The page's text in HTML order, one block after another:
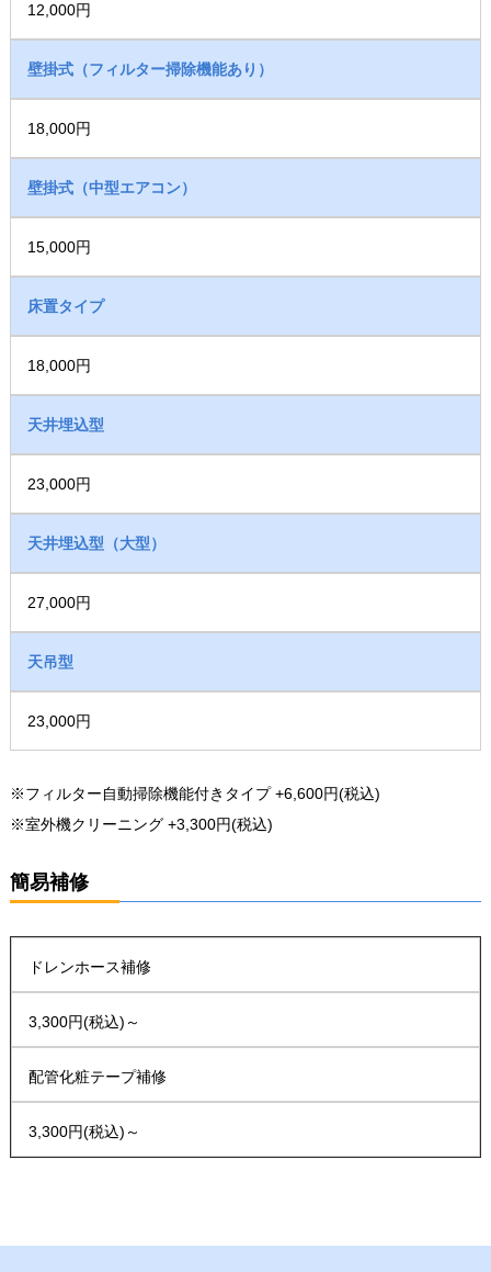
12,000円
壁掛式（フィルター掃除機能あり）
18,000円
壁掛式（中型エアコン）
15,000円
床置タイプ
18,000円
天井埋込型
23,000円
天井埋込型（大型）
27,000円
天吊型
23,000円
※フィルター自動掃除機能付きタイプ +6,600円(税込)
※室外機クリーニング +3,300円(税込)
簡易補修
ドレンホース補修
3,300円(税込)～
配管化粧テープ補修
3,300円(税込)～